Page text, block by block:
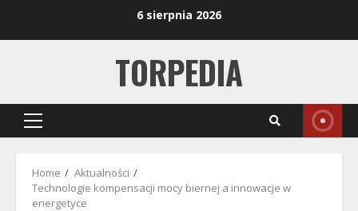
6 sierpnia 2026
TORPEDIA
Primary
Home
Aktualności
Technologie kompensacji mocy biernej a innowacje w
energetyce